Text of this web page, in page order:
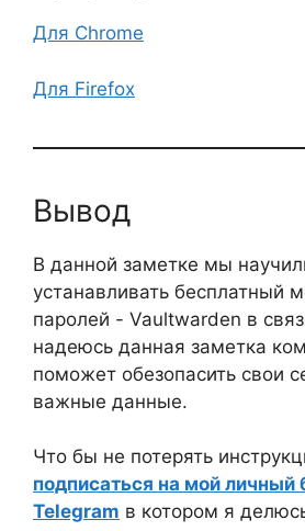
Для Chrome
Для Firefox
Вывод
В данной заметке мы
устанавливать бесплатный
паролей - Vaultwarden в
надеюсь данная заметка
поможет обезопасить свои
важные данные.
Что бы не потерять
подписаться на мой личный
Telegram в котором я